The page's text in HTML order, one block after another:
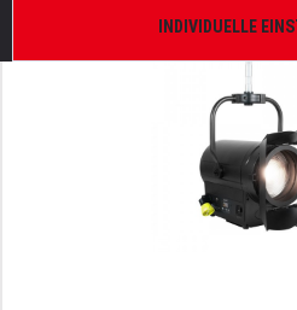
INDIVIDUELLE